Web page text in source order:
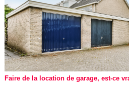
Faire de la location de garage, est-ce